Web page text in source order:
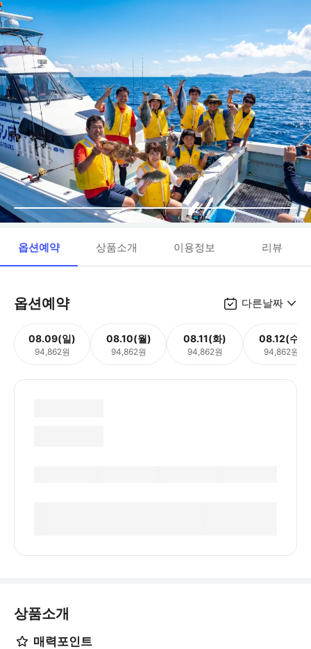
옵션예약 상품소개 이용정보 리뷰
옵션예약 다른날짜
08.09(일)
94,862원
08.10(월)
94,862원
08.11(화)
94,862원
08.12(수)
94,862원
상품소개
매력포인트